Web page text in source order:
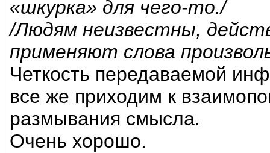
«шкурка» для чего-то./
/Людям неизвестны,
применяют слова
Четкость передаваемой
все же приходим к
размывания смысла.
Очень хорошо.